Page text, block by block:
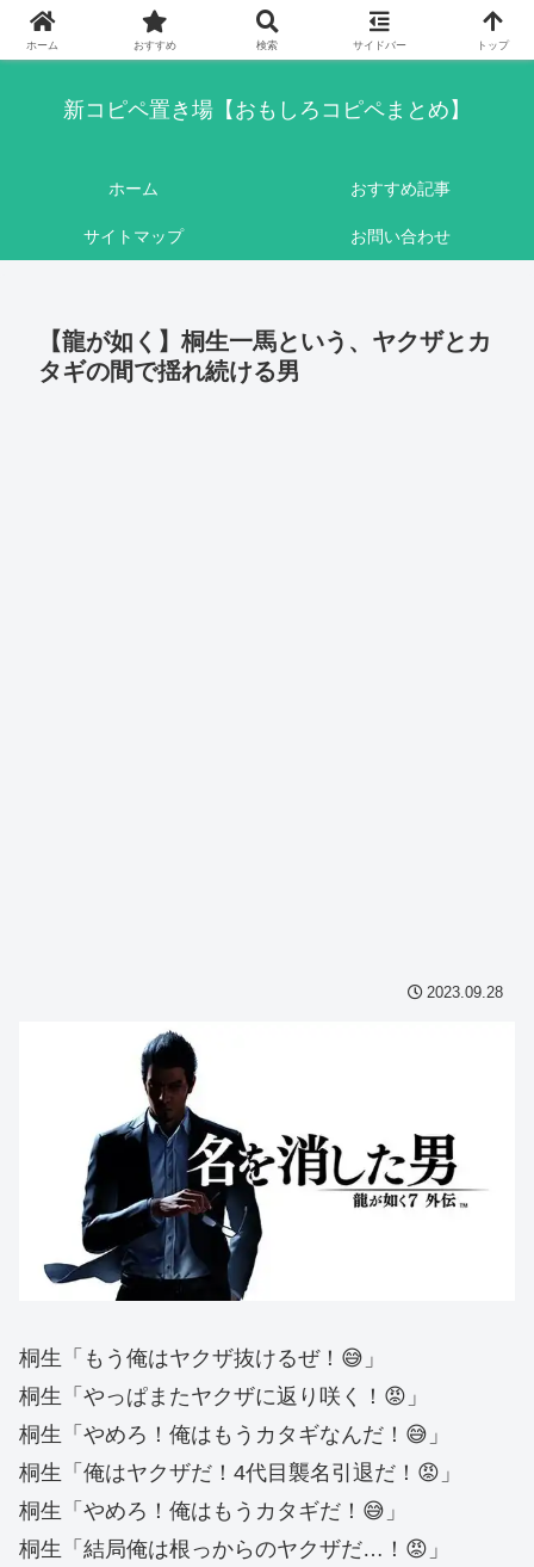
このブログはリンクフリーです。ここに書かれている内容は基本的にフィクシ
ョンです。
新コピペ置き場【おもしろコピペまとめ】
ホーム おすすめ記事
サイトマップ お問い合わせ
【龍が如く】桐生一馬という、ヤクザとカ
タギの間で揺れ続ける男
2023.09.28
桐生「もう俺はヤクザ抜けるぜ！😅」
桐生「やっぱまたヤクザに返り咲く！😡」
桐生「やめろ！俺はもうカタギなんだ！😅」
桐生「俺はヤクザだ！4代目襲名引退だ！😡」
桐生「やめろ！俺はもうカタギだ！😅」
桐生「結局俺は根っからのヤクザだ…！😡」
ホーム おすすめ 検索 サイドバー トップ